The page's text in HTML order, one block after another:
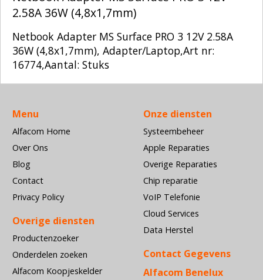
2.58A 36W (4,8x1,7mm)
Netbook Adapter MS Surface PRO 3 12V 2.58A
36W (4,8x1,7mm), Adapter/Laptop,Art nr:
16774,Aantal: Stuks
Menu
Alfacom Home
Over Ons
Blog
Contact
Privacy Policy
Onze diensten
Systeembeheer
Apple Reparaties
Overige Reparaties
Chip reparatie
VoIP Telefonie
Cloud Services
Data Herstel
Overige diensten
Productenzoeker
Onderdelen zoeken
Alfacom Koopjeskelder
Contact Gegevens
Alfacom Benelux